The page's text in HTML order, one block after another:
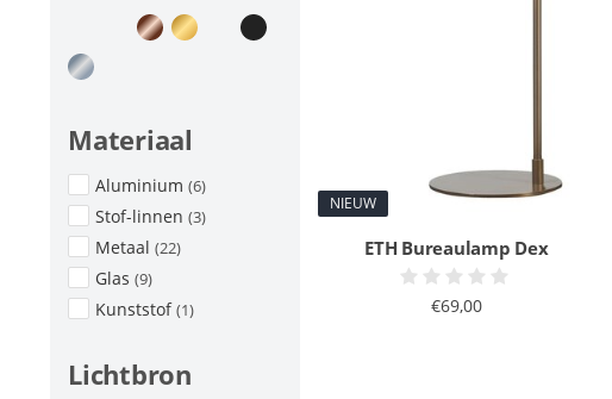
Materiaal
Aluminium (6)
Stof-linnen (3)
Metaal (22)
Glas (9)
Kunststof(1)
Lichtbron
NIEUW
ETH Bureaulamp Dex
€69,00